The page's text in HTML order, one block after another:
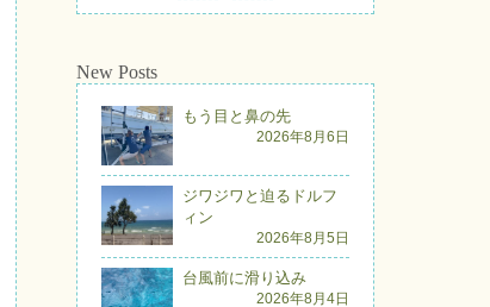
New Posts
もう目と鼻の先
2026年8月6日
ジワジワと迫るドルフ
ィン
2026年8月5日
台風前に滑り込み
2026年8月4日